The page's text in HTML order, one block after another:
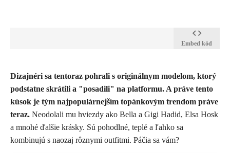
Embed kód
​Dizajnéri sa tentoraz pohrali s originálnym modelom, ktorý
podstatne skrátili a "posadili" na platformu. A práve tento
kúsok je tým najpopulárnejším topánkovým trendom práve
teraz. Neodolali mu hviezdy ako Bella a Gigi Hadid, Elsa Hosk
a mnohé ďalšie krásky. Sú pohodlné, teplé a ľahko sa
kombinujú s naozaj rôznymi outfitmi. Páčia sa vám?